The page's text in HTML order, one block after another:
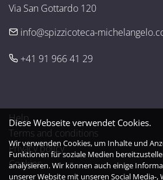
Via San Gottardo 120
info@spizzicoteca-
+41 91 966 41 29
Help
Terms and conditions
Privacy policy
Cookies
Diese Webseite verwendet Cookies.
Wir verwenden Cookies, um Inhalte und
Funktionen für soziale Medien
analysieren. Wir können auch einige
unserer Website mit unseren Social Media-,